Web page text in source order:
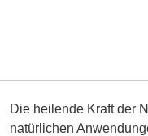
Die heilende Kraft der
natürlichen